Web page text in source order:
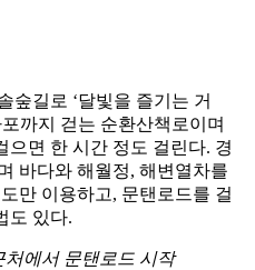
숲길로 ‘달빛을 즐기는 거
까지 걷는 순환산책로이며
으면 한 시간 정도 걸린다. 경
바다와 해월정, 해변열차를
만 이용하고, 문탠로드를 걸
도 있다.
처에서 문탠로드 시작